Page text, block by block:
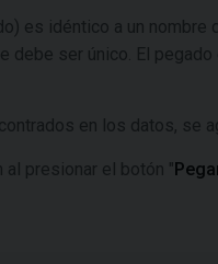
es idéntico a un
debe ser único. El
en los datos, se
presionar el botón "